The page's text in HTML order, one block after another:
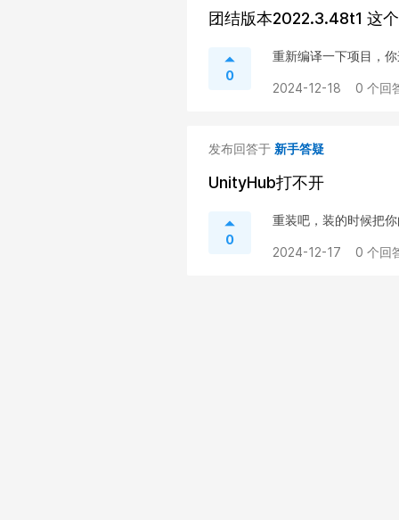
团结版本2022.3.48t1 这
0
重新编译一下项目，
2024-12-18 0 个回
发布回答于 新手答疑
UnityHub打不开
0
重装吧，装的时候把
2024-12-17 0 个回